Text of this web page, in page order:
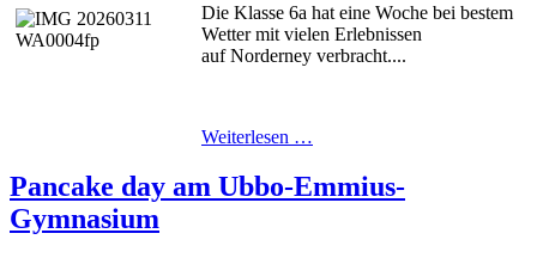
Die Klasse 6a hat eine Woche bei bestem
Wetter mit vielen Erlebnissen
auf Norderney verbracht....
Weiterlesen …
Pancake day am Ubbo-Emmius-
Gymnasium